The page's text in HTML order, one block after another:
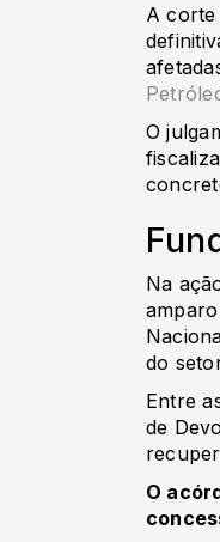
A corte
O
Na
do
Entre
de
O